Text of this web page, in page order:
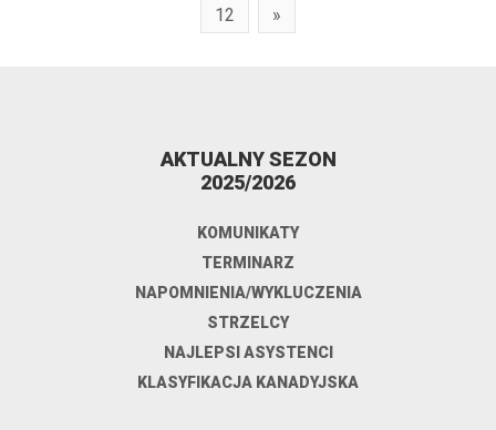
12
»
AKTUALNY SEZON
2025/2026
KOMUNIKATY
TERMINARZ
NAPOMNIENIA/WYKLUCZENIA
STRZELCY
NAJLEPSI ASYSTENCI
KLASYFIKACJA KANADYJSKA